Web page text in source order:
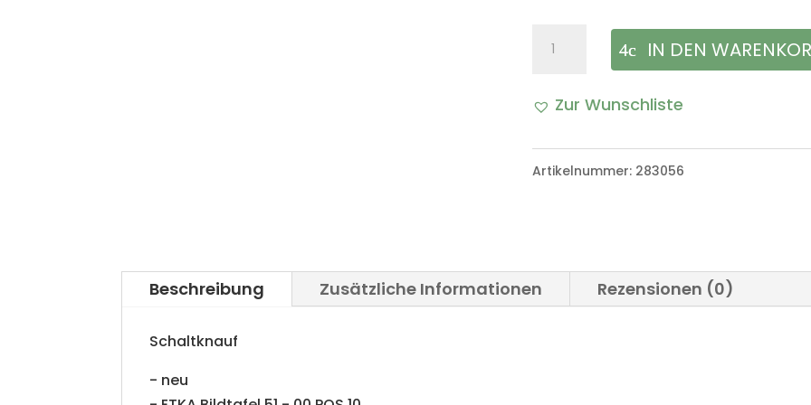
Schaltknauf
IN DEN
Zur Wunschliste
Artikelnummer: 283056
Beschreibung Zusätzliche Informationen Rezensionen (0)
Schaltknauf
- neu